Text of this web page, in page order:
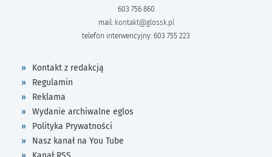
603 756 860
mail: kontakt@glossk.pl
telefon interwencyjny: 603 755 223
Kontakt z redakcją
Regulamin
Reklama
Wydanie archiwalne eglos
Polityka Prywatności
Nasz kanał na You Tube